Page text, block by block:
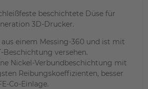
beschichtete Düse für
3D-Drucker.
einem Messing-360 und ist mit
Beschichtung versehen.
Nickel-Verbundbeschichtung mit
Reibungskoeffizienten, besser
Co-Einlage.